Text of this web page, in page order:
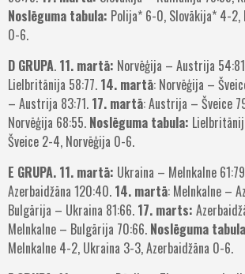
Noslēguma tabula: Polija* 6-0, Slovākija* 4-2,
0-6.
D GRUPA. 11. martā: Norvēģija – Austrija
Lielbritānija 58:77. 14. martā: Norvēģija –
– Austrija 83:71. 17. martā: Austrija – Šveice
Norvēģija 68:55. Noslēguma tabula:
Šveice 2-4, Norvēģija 0-6.
E GRUPA. 11. martā: Ukraina – Melnkalne
Azerbaidžāna 120:40. 14. martā: Melnkalne –
Bulgārija – Ukraina 81:66. 17. marts:
Melnkalne – Bulgārija 70:66. Noslēguma
Melnkalne 4-2, Ukraina 3-3, Azerbaidžāna 0-6.